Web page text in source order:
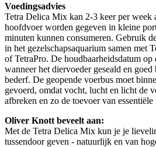
Voedingsadvies
Tetra Delica Mix kan 2-3 keer per week
hoofdvoer worden gegeven in kleine
minuten kunnen consumeren. Gebruik
in het gezelschapsaquarium samen met
of TetraPro. De houdbaarheidsdatum
wanneer het diervoeder geseald en
bederf. De geopende voerbus moet
gevoerd, omdat vocht, lucht en licht de
afbreken en zo de toevoer van essentiële
Oliver Knott beveelt aan:
Met de Tetra Delica Mix kun je je
tussendoor geven - natuurlijk en van